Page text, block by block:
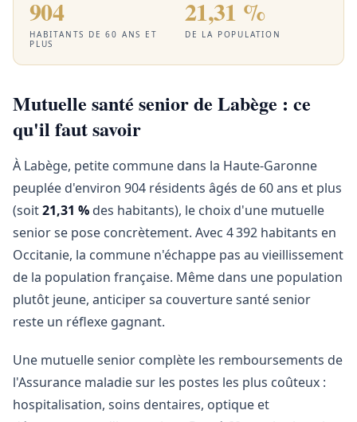
904
HABITANTS DE 60 ANS ET
PLUS
21,31 %
DE LA POPULATION
Mutuelle santé senior de Labège : ce
qu'il faut savoir
À Labège, petite commune dans la Haute-Garonne
peuplée d'environ 904 résidents âgés de 60 ans et plus
(soit21,31 % des habitants), le choix d'une mutuelle
senior se pose concrètement. Avec 4 392 habitants en
Occitanie, la commune n'échappe pas au vieillissement
de la population française. Même dans une population
plutôt jeune, anticiper sa couverture santé senior
reste un réflexe gagnant.
Une mutuelle senior complète les remboursements de
l'Assurance maladie sur les postes les plus coûteux :
hospitalisation, soins dentaires, optique et